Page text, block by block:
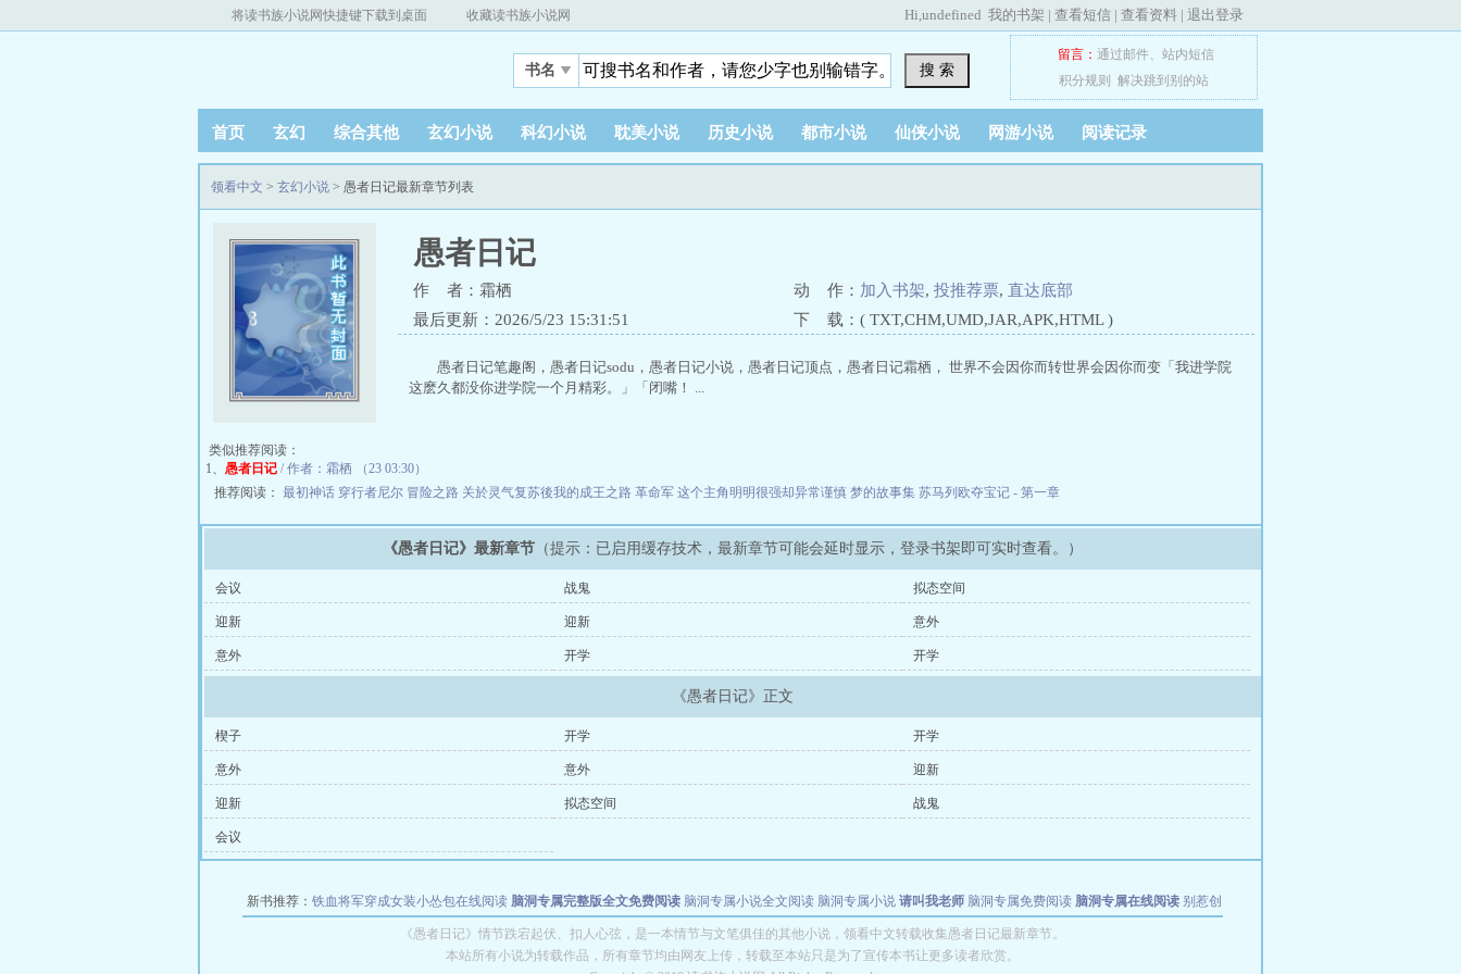
将读书族小说网快捷键下载到桌面 收藏读书族小说网 Hi,undefined 我的书架 | 查看短信 | 查看资料 | 退出登录
书名 搜 索
留言： 通过邮件、 站内短信
积分规则
解决跳到别的站
首页 玄幻 综合其他 玄幻小说 科幻小说 耽美小说 历史小说 都市小说 仙侠小说 网游小说 阅读记录
领看中文 > 玄幻小说 > 愚者日记最新章节列表
愚者日记
作 者：霜栖 动 作： 加入书架, 投推荐票, 直达底部
最后更新：2026/5/23 15:31:51
下 载：( TXT,CHM,UMD,JAR,APK,HTML )
愚者日记笔趣阁，愚者日记sodu，愚者日记小说，愚者日记顶点，愚者日记霜栖， 世界不会因你而转世界会因你而变「我进学院
这麽久都没你进学院一个月精彩。」「闭嘴！ ...
类似推荐阅读：
1、 愚者日记 / 作者：霜栖 （23 03:30）
推荐阅读： 最初神话 穿行者尼尔 冒险之路 关於灵气复苏後我的成王之路 革命军 这个主角明明很强却异常谨慎 梦的故事集 苏马列欧夺宝记 - 第一章
《愚者日记》最新章节 （提示：已启用缓存技术，最新章节可能会延时显示，登录书架即可实时查看。）
会议 战鬼 拟态空间
迎新 迎新 意外
意外 开学 开学
《愚者日记》正文
楔子 开学 开学
意外 意外 迎新
迎新 拟态空间 战鬼
会议
新书推荐： 铁血将军穿成女装小怂包在线阅读 脑洞专属完整版全文免费阅读 脑洞专属小说全文阅读 脑洞专属小说 请叫我老师 脑洞专属免费阅读 脑洞专属在线阅读 别惹创
世者
穿书第一天就结婚小说全文阅读
《愚者日记》情节跌宕起伏、扣人心弦，是一本情节与文笔俱佳的其他小说，领看中文转载收集愚者日记最新章节。
本站所有小说为转载作品，所有章节均由网友上传，转载至本站只是为了宣传本书让更多读者欣赏。